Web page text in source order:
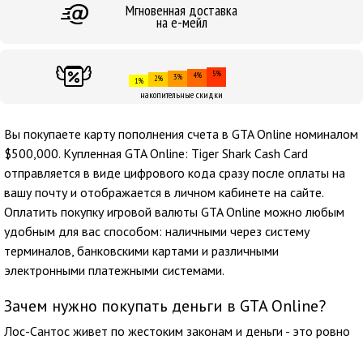
Мгновенная доставка
на е-мейл
1% 2% 3% 4% 5%
накопительные скидки
Вы покупаете карту пополнения счета в GTA Online номиналом
$500,000. Купленная GTA Online: Tiger Shark Cash Card
отправляется в виде цифрового кода сразу после оплаты на
вашу почту и отображается в личном кабинете на сайте.
Оплатить покупку игровой валюты GTA Online можно любым
удобным для вас способом: наличными через систему
терминалов, банковскими картами и различными
электронными платежными системами.
Зачем нужно покупать деньги в GTA Online?
Лос-Сантос живет по жестоким законам и деньги - это ровно